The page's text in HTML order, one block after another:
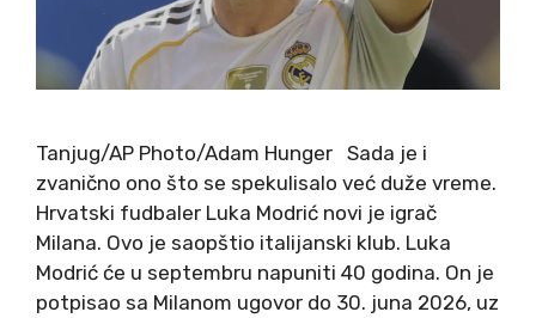
Tanjug/AP Photo/Adam Hunger Sada je i
zvanično ono što se spekulisalo već duže vreme.
Hrvatski fudbaler Luka Modrić novi je igrač
Milana. Ovo je saopštio italijanski klub. Luka
Modrić će u septembru napuniti 40 godina. On je
potpisao sa Milanom ugovor do 30. juna 2026, uz